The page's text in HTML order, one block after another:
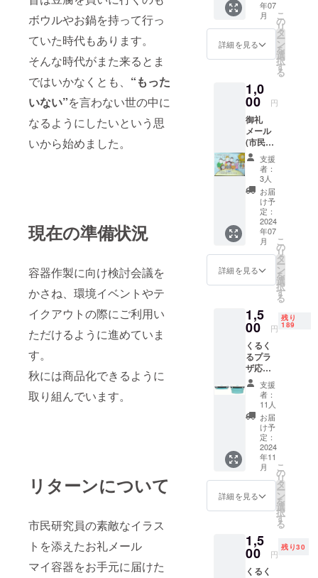
ボウルやお鍋を持って行っ
ていた時代もあります。
そんな時代がまた来るとま
ではいかなくとも、 “もった
いない”を言わない世の中に
なるようにしたいという思
いから始めました。
現在の準備状況
容器作製に向け検討会議を
かさね、環境イベントやテ
イクアウトの際にご利用い
ただけるように進めていま
す。
秋には商品化できるように
取り組んでいます。
リターンについて
市民研究員の素敵なイラス
トを添えたお礼メール
マイ容器をお手元に届けた
年07
月
詳細を見る
こ
の
リ
タ
ー
ン
を
選
択
す
る
1,0
00 円
御礼
メール
(市民研
究員イ
ラスト
添付) ＊
椎橋さ
んの絵
をメー
ルに添
付して
御礼
メール
支援
者：
3人
お届
け予
定：
2024
年07
月
詳細を見る
こ
の
リ
タ
ー
ン
を
選
択
す
る
1,5
00 円
残り
189
くるく
るプラ
ザ応援
プラン
Ａ 完成
した容
器をく
るくる
プラザ
でお渡
し (く
るくる
プラザ
へ来館
可能の
方限定)
開始日
は容器
完成
後、ご
支援
者：
11人
お届
け予
定：
2024
年11
月
詳細を見る
こ
の
リ
タ
ー
ン
を
選
択
す
る
1,5
00 円
残り30
くるく